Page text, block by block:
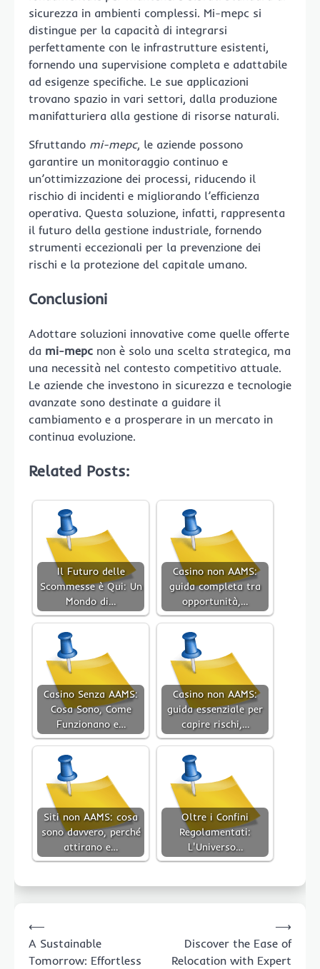
sicurezza in ambienti complessi. Mi-mepc si
distingue per la capacità di integrarsi
perfettamente con le infrastrutture esistenti,
fornendo una supervisione completa e adattabile
ad esigenze specifiche. Le sue applicazioni
trovano spazio in vari settori, dalla produzione
manifatturiera alla gestione di risorse naturali.
Sfruttando mi-mepc, le aziende possono
garantire un monitoraggio continuo e
un’ottimizzazione dei processi, riducendo il
rischio di incidenti e migliorando l’efficienza
operativa. Questa soluzione, infatti, rappresenta
il futuro della gestione industriale, fornendo
strumenti eccezionali per la prevenzione dei
rischi e la protezione del capitale umano.
Conclusioni
Adottare soluzioni innovative come quelle offerte
da mi-mepc non è solo una scelta strategica, ma
una necessità nel contesto competitivo attuale.
Le aziende che investono in sicurezza e tecnologie
avanzate sono destinate a guidare il
cambiamento e a prosperare in un mercato in
continua evoluzione.
Related Posts:
Il Futuro delle
Scommesse è Qui: Un
Mondo di…
Casino non AAMS:
guida completa tra
opportunità,…
Casino Senza AAMS:
Cosa Sono, Come
Funzionano e…
Casino non AAMS:
guida essenziale per
capire rischi,…
Siti non AAMS: cosa
sono davvero, perché
attirano e…
Oltre i Confini
Regolamentati:
L'Universo…
navigation
⟵
A Sustainable
Tomorrow: Effortless
Discover the Ease of
Relocation with Expert
⟶